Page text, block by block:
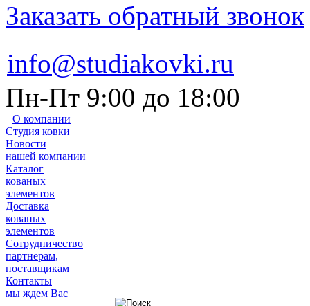
Заказать обратный звонок
info@studiakovki.ru
Пн-Пт 9:00 до 18:00
О компании
Студия ковки
Новости
нашей компании
Каталог
кованых
элементов
Доставка
кованых
элементов
Сотрудничество
партнерам,
поставщикам
Контакты
мы ждем Вас